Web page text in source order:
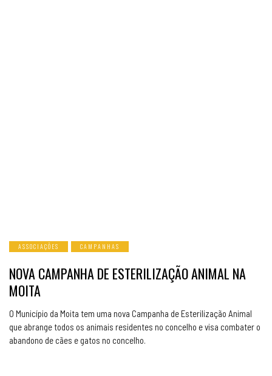
ASSOCIAÇÕES CAMPANHAS
NOVA CAMPANHA DE ESTERILIZAÇÃO ANIMAL NA
MOITA
O Município da Moita tem uma nova Campanha de Esterilização Animal
que abrange todos os animais residentes no concelho e visa combater o
abandono de cães e gatos no concelho.